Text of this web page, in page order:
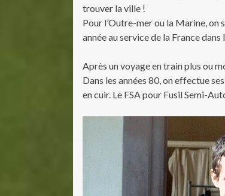
trouver la ville !
Pour l’Outre-mer ou la Marine, on
année au service de la France
Après un voyage en train plus ou
Dans les années 80, on effectue
en cuir. Le FSA pour Fusil Semi-